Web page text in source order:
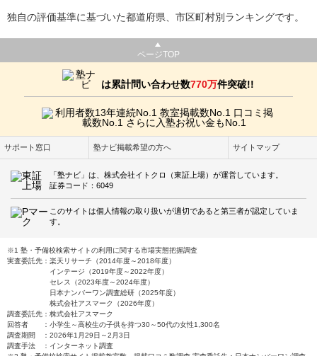
独自の評価基準に基づいた都道府県、市区町村別ランキングです。
ページTOP
は累計問い合わせ数770万件突破!!
サポート窓口 塾ナビ掲載希望の方へ サイトマップ
「塾ナビ」は、株式会社イトクロ（東証上場）が運営しています。
証券コード：6049
このサイトは個人情報の取り扱いが適切であると第三者が認定していま
す。
※1 塾・予備校検索サイトの利用に関する市場実態把握調査
実査委託先：楽天リサーチ（2014年度～2018年度）
インテージ（2019年度～2022年度）
セレス（2023年度～2024年度）
日本ナンバーワン調査総研（2025年度）
株式会社アスマーク（2026年度）
調査委託先：株式会社アスマーク
回答者 ：小学生～高校生の子供を持つ30～50代の女性1,300名
調査期間 ：2026年1月29日～2月3日
調査手法 ：インターネット調査